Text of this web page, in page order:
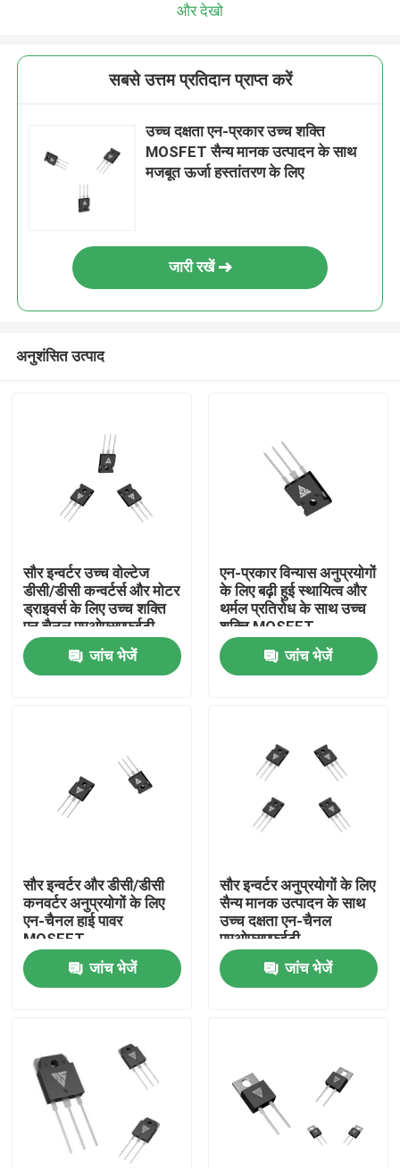
कारखाना भ्रमण
गुणवत्ता नियंत्रण
हमसे संपर्क करें
समाचार
एक उद्धरण का अनुरोध करें
हाई पावर एमओएसएफईटी
सिलिकॉन कार्बाइड MOSFET
और देखो
सबसे उत्तम प्रतिदान प्राप्त करें
उच्च दक्षता एन-प्रकार उच्च शक्ति
MOSFET सैन्य मानक उत्पादन के साथ
मजबूत ऊर्जा हस्तांतरण के लिए
जारी रखें
अनुशंसित उत्पाद
सौर इन्वर्टर उच्च वोल्टेज
डीसी/डीसी कन्वर्टर्स और मोटर
ड्राइवर्स के लिए उच्च शक्ति
एन चैनल एमओएसएफईटी
जांच भेजें
एन-प्रकार विन्यास अनुप्रयोगों
के लिए बढ़ी हुई स्थायित्व और
थर्मल प्रतिरोध के साथ उच्च
शक्ति MOSFET
जांच भेजें
सौर इन्वर्टर और डीसी/डीसी
कनवर्टर अनुप्रयोगों के लिए
एन-चैनल हाई पावर
MOSFET
जांच भेजें
सौर इन्वर्टर अनुप्रयोगों के लिए
सैन्य मानक उत्पादन के साथ
उच्च दक्षता एन-चैनल
एमओएसएफईटी
जांच भेजें